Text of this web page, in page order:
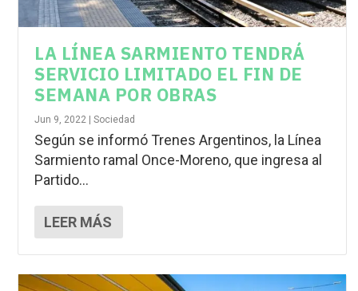
LA LÍNEA SARMIENTO TENDRÁ
SERVICIO LIMITADO EL FIN DE
SEMANA POR OBRAS
Jun 9, 2022 |Sociedad
Según se informó Trenes Argentinos, la Línea
Sarmiento ramal Once-Moreno, que ingresa al
Partido...
LEER MÁS